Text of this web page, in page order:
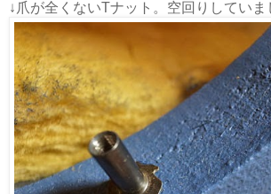
↓爪が全くないTナット。空回りしていま